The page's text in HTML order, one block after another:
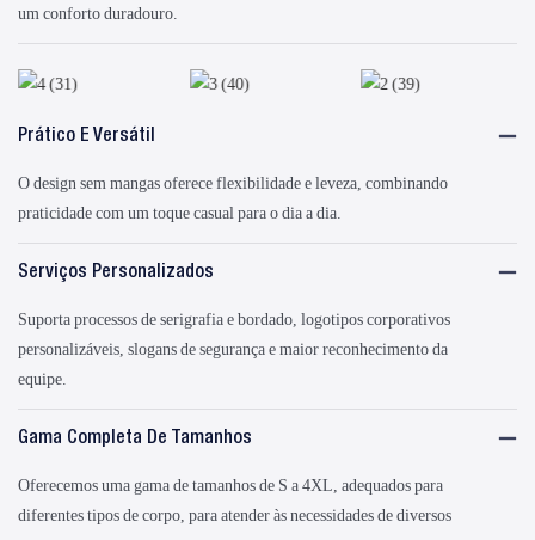
um conforto duradouro.
Prático E Versátil
O design sem mangas oferece flexibilidade e leveza, combinando
praticidade com um toque casual para o dia a dia.
Serviços Personalizados
Suporta processos de serigrafia e bordado, logotipos corporativos
personalizáveis, slogans de segurança e maior reconhecimento da
equipe.
Gama Completa De Tamanhos
Oferecemos uma gama de tamanhos de S a 4XL, adequados para
diferentes tipos de corpo, para atender às necessidades de diversos